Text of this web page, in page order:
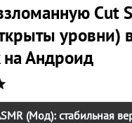
Cut
уровни)
Андроид
(Мод): стабильная